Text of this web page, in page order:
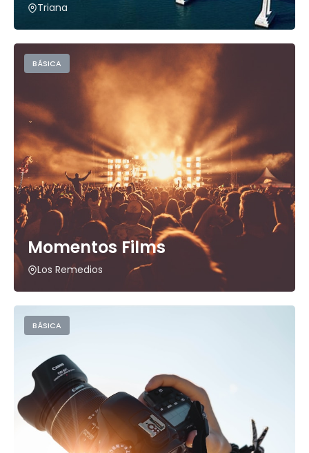
Triana
BÁSICA
Momentos Films
Los Remedios
BÁSICA